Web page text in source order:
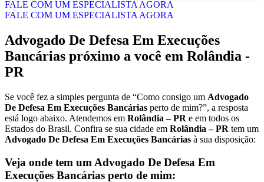
FALE COM UM ESPECIALISTA AGORA
FALE COM UM ESPECIALISTA AGORA
Advogado De Defesa Em Execuções
Bancárias próximo a você em Rolândia -
PR
Se você fez a simples pergunta de “Como consigo um Advogado
De Defesa Em Execuções Bancárias perto de mim?”, a resposta
está logo abaixo. Atendemos em Rolândia – PR e em todos os
Estados do Brasil. Confira se sua cidade em Rolândia – PR tem um
Advogado De Defesa Em Execuções Bancárias à sua disposição:
Veja onde tem um Advogado De Defesa Em
Execuções Bancárias perto de mim: